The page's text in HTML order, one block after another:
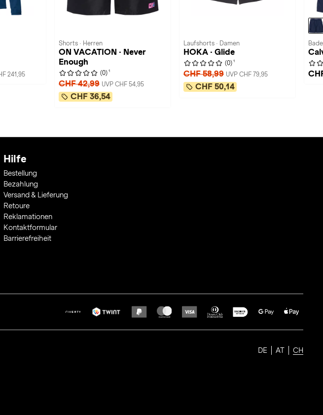
241,95
Shorts · Herren
ON VACATION · Never
Enough
(0) 1
CHF 42,99 UVP CHF 54,95
CHF 36,54
Laufshorts · Damen
HOKA · Glide
(0) 1
CHF 58,99 UVP CHF 79,95
CHF 50,14
Hilfe
Bestellung
Bezahlung
Versand & Lieferung
Retoure
Reklamationen
Kontaktformular
Barrierefreiheit
DE AT CH